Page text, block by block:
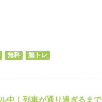
無料 脳トレ
中！列車が通り過ぎるまで